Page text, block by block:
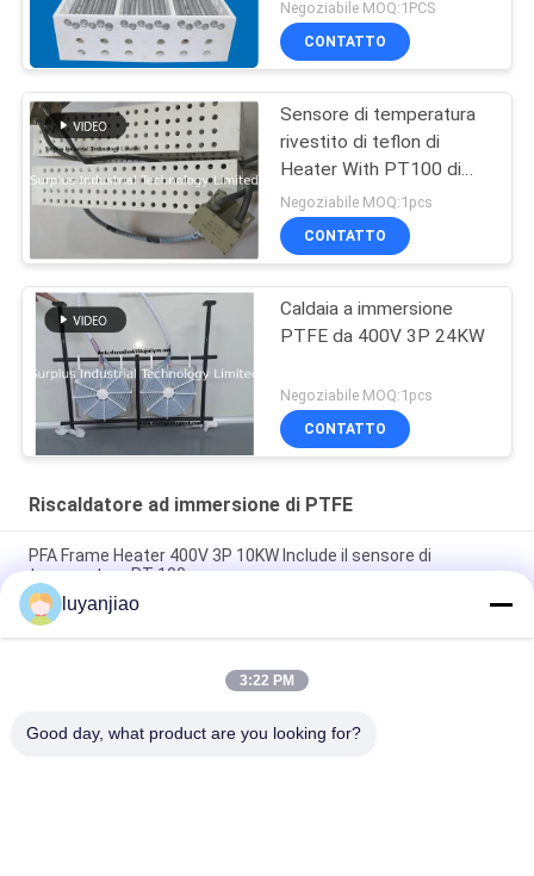
Negoziabile MOQ:1PCS
CONTATTO
Sensore di temperatura
rivestito di teflon di
Heater With PT100 di
immersione di PTFE
Negoziabile MOQ:1pcs
CONTATTO
Caldaia a immersione
PTFE da 400V 3P 24KW
Negoziabile MOQ:1pcs
CONTATTO
Riscaldatore ad immersione di PTFE
PFA Frame Heater 400V 3P 10KW Include il sensore di
temperatura PT-100
230V monofase immersione Heater With PT100 di 1.5KW
190x190x40mm PFA/PTFE
Sei scaldabagni elettrici di immersione del Fluoropolymer
luyanjiao
3:22 PM
Good day, what product are you looking for?